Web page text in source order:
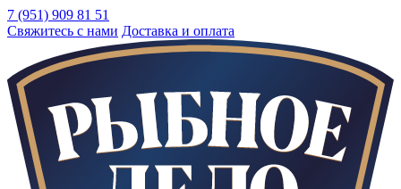
7 (951) 909 81 51
Свяжитесь с нами Доставка и оплата